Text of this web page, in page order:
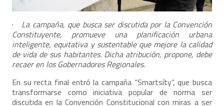
·
La campaña, que busca ser discutida por la Convención
Constituyente, promueve una planificación urbana
inteligente, equitativa y sustentable que mejore la calidad
de vida de sus habitantes. Dicha atribución, propone, debe
recaer en los Gobernadores Regionales.
En su recta final entró la campaña “Smartsíty”, que busca
transformarse como iniciativa popular de norma ser
discutida en la Convención Constitucional con miras a ser